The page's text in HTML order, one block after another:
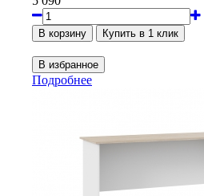
Подробнее